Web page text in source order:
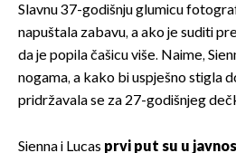
Slavnu 37-godišnju glumicu
napuštala zabavu, a ako je suditi
da je popila čašicu više. Naime,
nogama, a kako bi uspješno stigla
pridržavala se za 27-godišnjeg
Sienna i Lucas prvi put su u